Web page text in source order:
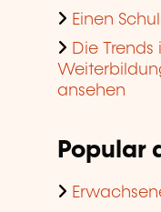
Einen
Die
ansehen
Popular